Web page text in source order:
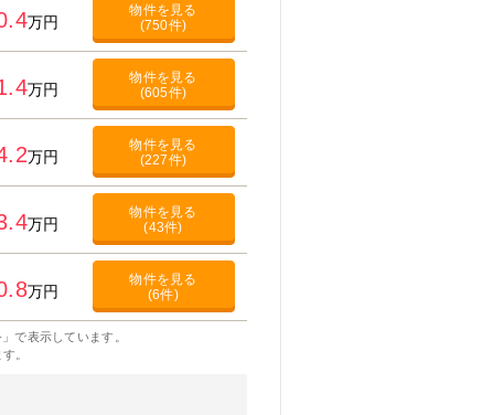
万円
物件を見る
(750件)
万円
物件を見る
(605件)
万円
物件を見る
(227件)
万円
物件を見る
(43件)
万円
物件を見る
(6件)
で表示しています。
。